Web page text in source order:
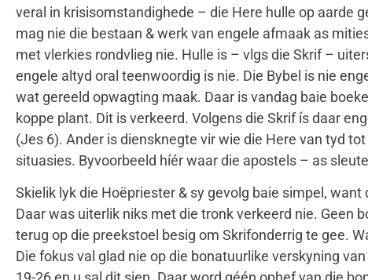
veral in krisisomstandighede – die Here hulle op aarde
mag nie die bestaan & werk van engele afmaak as
met vlerkies rondvlieg nie. Hulle is – vlgs die Skrif –
engele altyd oral teenwoordig is nie. Die Bybel is nie
wat gereeld opwagting maak. Daar is vandag baie
koppe plant. Dit is verkeerd. Volgens die Skrif ís daar
(Jes 6). Ander is diensknegte vir wie die Here van tyd
situasies. Byvoorbeeld híér waar die apostels – as
Skielik lyk die Hoëpriester & sy gevolg baie simpel,
Daar was uiterlik niks met die tronk verkeerd nie. Geen
terug op die preekstoel besig om Skrifonderrig te gee.
Die fokus val glad nie op die bonatuurlike verskyning